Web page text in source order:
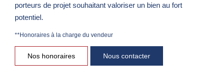
porteurs de projet souhaitant valoriser un bien au fort
potentiel.
**Honoraires à la charge du vendeur
Nos honoraires Nous contacter